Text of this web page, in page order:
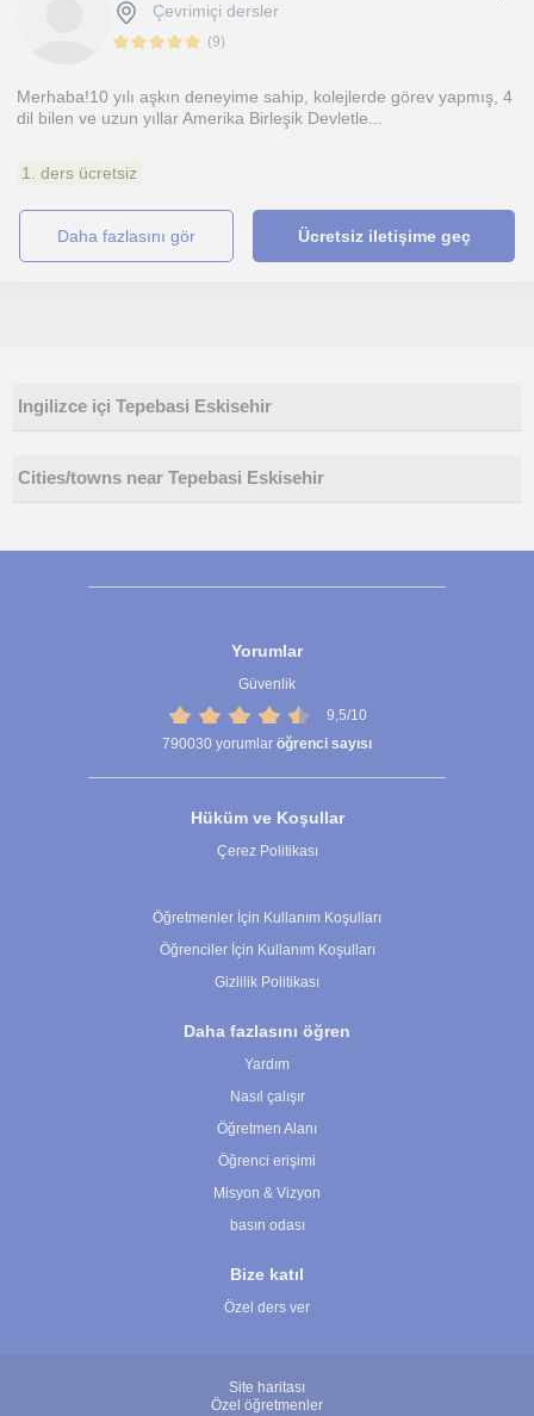
Çevrimiçi dersler
(9)
Merhaba!10 yılı aşkın deneyime sahip, kolejlerde görev yapmış, 4
dil bilen ve uzun yıllar Amerika Birleşik Devletle...
1. ders ücretsiz
daha fazlasını gör Ücretsiz iletişime geç
Ingilizce içi Tepebasi Eskisehir
Cities/towns near Tepebasi Eskisehir
Yorumlar
Güvenlik
9,5/10
790030 yorumlar öğrenci sayısı
Hüküm ve Koşullar
Çerez Politikası
Öğretmenler İçin Kullanım Koşulları
Öğrenciler İçin Kullanım Koşulları
Gizlilik Politikası
Daha fazlasını öğren
Yardım
Nasıl çalışır
Öğretmen Alanı
Öğrenci erişimi
Misyon & Vizyon
basın odası
Bize katıl
Özel ders ver
Site haritası
Özel öğretmenler